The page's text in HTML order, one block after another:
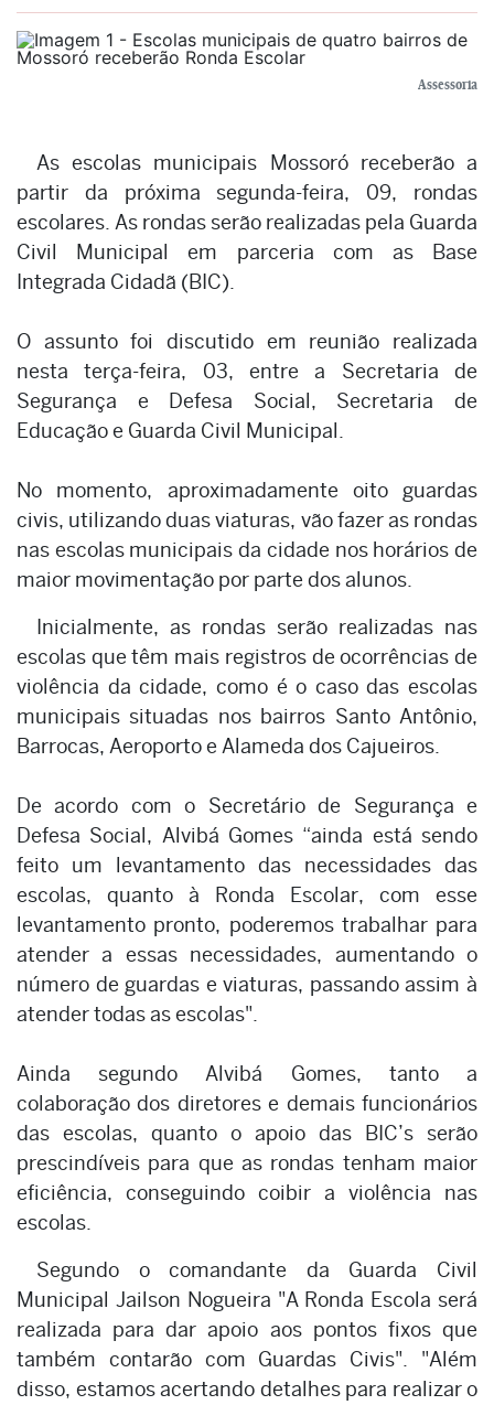
Assessoria
As escolas municipais Mossoró receberão a
partir da próxima segunda-feira, 09, rondas
escolares. As rondas serão realizadas pela Guarda
Civil Municipal em parceria com as Base
Integrada Cidadã (BIC).
O assunto foi discutido em reunião realizada
nesta terça-feira, 03, entre a Secretaria de
Segurança e Defesa Social, Secretaria de
Educação e Guarda Civil Municipal.
No momento, aproximadamente oito guardas
civis, utilizando duas viaturas, vão fazer as rondas
nas escolas municipais da cidade nos horários de
maior movimentação por parte dos alunos.
Inicialmente, as rondas serão realizadas nas
escolas que têm mais registros de ocorrências de
violência da cidade, como é o caso das escolas
municipais situadas nos bairros Santo Antônio,
Barrocas, Aeroporto e Alameda dos Cajueiros.
De acordo com o Secretário de Segurança e
Defesa Social, Alvibá Gomes “ainda está sendo
feito um levantamento das necessidades das
escolas, quanto à Ronda Escolar, com esse
levantamento pronto, poderemos trabalhar para
atender a essas necessidades, aumentando o
número de guardas e viaturas, passando assim à
atender todas as escolas".
Ainda segundo Alvibá Gomes, tanto a
colaboração dos diretores e demais funcionários
das escolas, quanto o apoio das BIC’s serão
prescindíveis para que as rondas tenham maior
eficiência, conseguindo coibir a violência nas
escolas.
Segundo o comandante da Guarda Civil
Municipal Jailson Nogueira "A Ronda Escola será
realizada para dar apoio aos pontos fixos que
também contarão com Guardas Civis". "Além
disso, estamos acertando detalhes para realizar o